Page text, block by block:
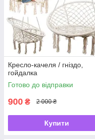
Кресло-качеля / гніздо,
гойдалка
Готово до відправки
900 ₴ 2 000 ₴
Купити